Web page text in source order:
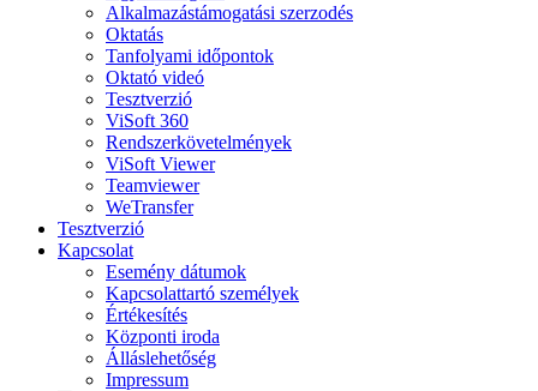
Alkalmazástámogatási szerzodés
Oktatás
Tanfolyami időpontok
Oktató videó
Tesztverzió
ViSoft 360
Rendszerkövetelmények
ViSoft Viewer
Teamviewer
WeTransfer
Tesztverzió
Kapcsolat
Esemény dátumok
Kapcsolattartó személyek
Értékesítés
Központi iroda
Álláslehetőség
Impressum